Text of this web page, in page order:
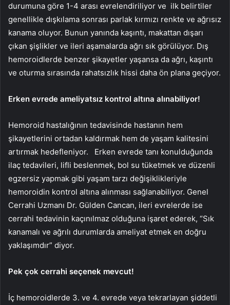
durumuna göre 1-4 arası evrelendiriliyor ve ilk belirtiler
genellikle dışkılama sonrası parlak kırmızı renkte ve ağrısız
kanama oluyor. Bunun yanında kaşıntı, makattan dışarı
çıkan şişlikler ve ileri aşamalarda ağrı sık görülüyor. Dış
hemoroidlerde benzer şikayetler yaşansa da ağrı, kaşıntı
ve oturma sırasında rahatsızlık hissi daha ön plana geçiyor.
Erken evrede ameliyatsız kontrol altına alınabiliyor!
Hemoroid hastalığının tedavisinde hastanın hem
şikayetlerini ortadan kaldırmak hem de yaşam kalitesini
artırmak hedefleniyor. Erken evrede tanı konulduğunda
ilaç tedavileri, lifli beslenmek, bol su tüketmek ve düzenli
egzersiz yapmak gibi yaşam tarzı değişiklikleriyle
hemoroidin kontrol altına alınması sağlanabiliyor. Genel
Cerrahi Uzmanı Dr. Gülden Cancan, ileri evrelerde ise
cerrahi tedavinin kaçınılmaz olduğuna işaret ederek, “Sık
kanamalı ve ağrılı durumlarda ameliyat etmek en doğru
yaklaşımdır” diyor.
Pek çok cerrahi seçenek mevcut!
İç hemoroidlerde 3. ve 4. evrede veya tekrarlayan şiddetli